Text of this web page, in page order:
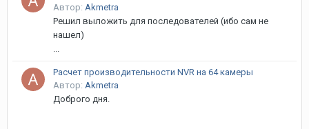
Автор: Akmetra
Решил выложить для последователей (ибо сам не
нашел)
Расчет производительности NVR на 64 камеры
Автор: Akmetra
Доброго дня.